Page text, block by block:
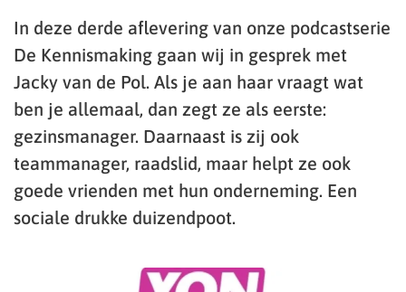
In deze derde aflevering van onze podcastserie
De Kennismaking gaan wij in gesprek met
Jacky van de Pol. Als je aan haar vraagt wat
ben je allemaal, dan zegt ze als eerste:
gezinsmanager. Daarnaast is zij ook
teammanager, raadslid, maar helpt ze ook
goede vrienden met hun onderneming. Een
sociale drukke duizendpoot.